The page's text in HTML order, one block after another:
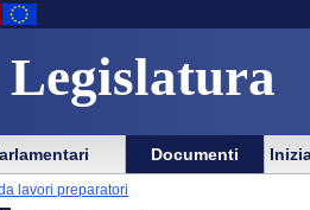
Documenti
lavori preparatori